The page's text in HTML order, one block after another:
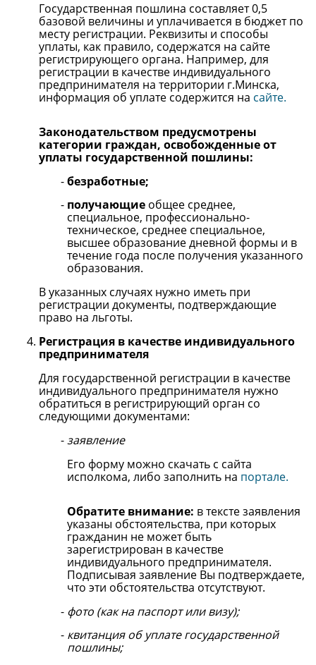
Государственная пошлина составляет 0,5
базовой величины и уплачивается в бюджет по
месту регистрации. Реквизиты и способы
уплаты, как правило, содержатся на сайте
регистрирующего органа. Например, для
регистрации в качестве индивидуального
предпринимателя на территории г.Минска,
информация об уплате содержится на сайте.
Законодательством предусмотрены
категории граждан, освобожденные от
уплаты государственной пошлины:
безработные;
получающие общее среднее,
специальное, профессионально-
техническое, среднее специальное,
высшее образование дневной формы и в
течение года после получения указанного
образования.
В указанных случаях нужно иметь при
регистрации документы, подтверждающие
право на льготы.
Регистрация в качестве индивидуального
предпринимателя
Для государственной регистрации в качестве
индивидуального предпринимателя нужно
обратиться в регистрирующий орган со
следующими документами:
заявление
Его форму можно скачать с сайта
исполкома, либо заполнить на портале.
Обратите внимание: в тексте заявления
указаны обстоятельства, при которых
гражданин не может быть
зарегистрирован в качестве
индивидуального предпринимателя.
Подписывая заявление Вы подтверждаете,
что эти обстоятельства отсутствуют.
фото (как на паспорт или визу);
квитанция об уплате государственной
пошлины;